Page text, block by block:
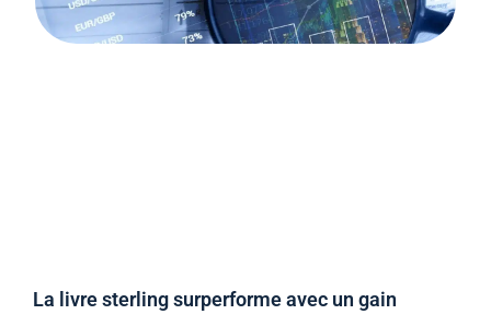
La livre sterling surperforme avec un gain